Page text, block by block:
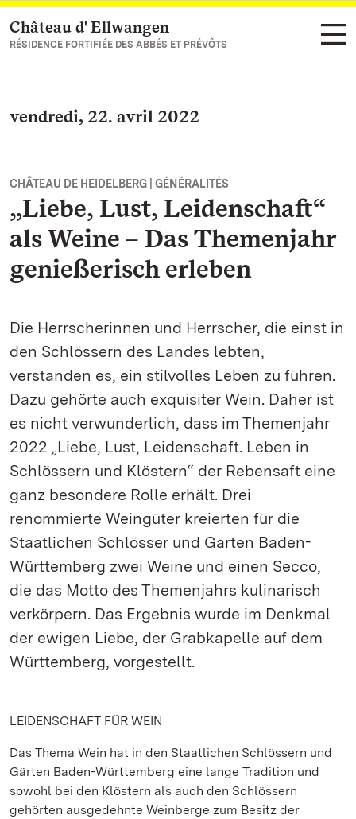
Vers la page d’accueil
Château d' Ellwangen
RÉSIDENCE FORTIFIÉE DES ABBÉS ET PRÉVÔTS
vendredi, 22. avril 2022
CHÂTEAU DE HEIDELBERG | GÉNÉRALITÉS
„Liebe, Lust, Leidenschaft“
als Weine – Das Themenjahr
genießerisch erleben
Die Herrscherinnen und Herrscher, die einst in
den Schlössern des Landes lebten,
verstanden es, ein stilvolles Leben zu führen.
Dazu gehörte auch exquisiter Wein. Daher ist
es nicht verwunderlich, dass im Themenjahr
2022 „Liebe, Lust, Leidenschaft. Leben in
Schlössern und Klöstern“ der Rebensaft eine
ganz besondere Rolle erhält. Drei
renommierte Weingüter kreierten für die
Staatlichen Schlösser und Gärten Baden-
Württemberg zwei Weine und einen Secco,
die das Motto des Themenjahrs kulinarisch
verkörpern. Das Ergebnis wurde im Denkmal
der ewigen Liebe, der Grabkapelle auf dem
Württemberg, vorgestellt.
LEIDENSCHAFT FÜR WEIN
Das Thema Wein hat in den Staatlichen Schlössern und
Gärten Baden-Württemberg eine lange Tradition und
sowohl bei den Klöstern als auch den Schlössern
gehörten ausgedehnte Weinberge zum Besitz der